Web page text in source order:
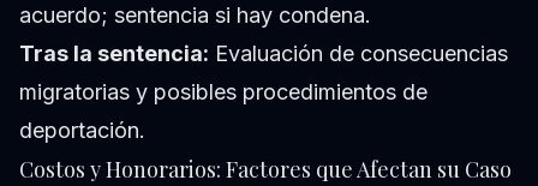
acuerdo; sentencia si hay condena.
Tras la sentencia: Evaluación de consecuencias
migratorias y posibles procedimientos de
deportación.
Costos y Honorarios: Factores que Afectan su Caso